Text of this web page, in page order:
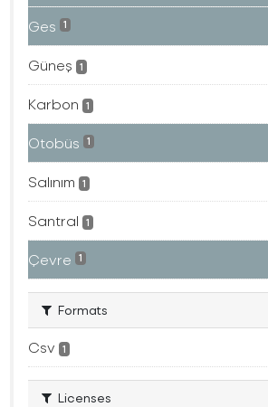
Ges 1
Güneş 1
Karbon 1
Otobüs 1
Salınım 1
Santral 1
Çevre 1
Formats
Csv 1
Licenses